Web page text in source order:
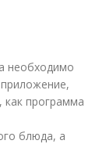
необходимо
как программа
блюда, а